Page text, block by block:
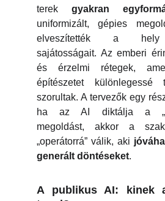
terek gyakran
uniformizált, gépies
elveszítették a hely
sajátosságait. Az emberi
és érzelmi rétegek,
építészetet különlegessé
szorultak. A tervezők egy
ha az AI diktálja a
megoldást, akkor a
„operátorrá” válik, aki
generált döntéseket.
A publikus AI: kinek